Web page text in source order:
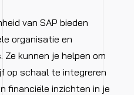
van SAP bieden
organisatie en
kunnen je helpen om
op schaal te integreren
financiële inzichten in je